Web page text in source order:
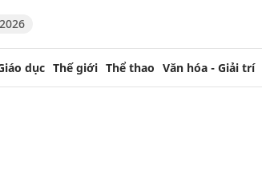
dục Thế giới Thể thao Văn hóa - Giải trí